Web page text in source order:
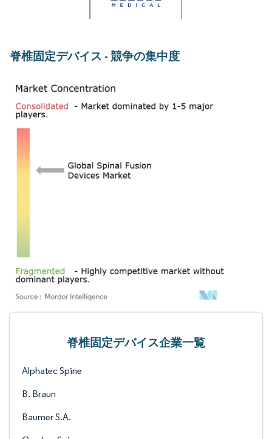
脊椎固定デバイス - 競争の集中度
脊椎固定デバイス企業一覧
Alphatec Spine
B. Braun
Baumer S.A.